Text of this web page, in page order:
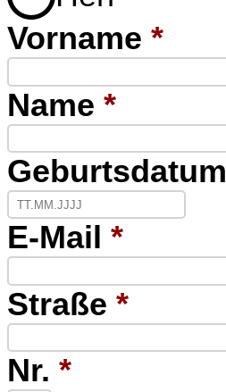
Vorname *
Name *
Geburtsdatum
E-Mail *
Straße *
Nr. *